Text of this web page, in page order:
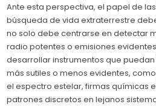
Ante esta perspectiva, el papel de
búsqueda de vida extraterrestre
no solo debe centrarse en detectar
radio potentes o emisiones
desarrollar instrumentos que
más sutiles o menos evidentes,
el espectro estelar, firmas químicas
patrones discretos en lejanos